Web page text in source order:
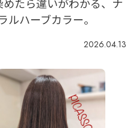
ルハーブカラー。
2026.04.13